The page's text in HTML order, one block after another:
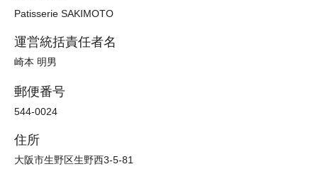
Patisserie SAKIMOTO
運営統括責任者名
崎本 明男
郵便番号
544-0024
住所
大阪市生野区生野西3-5-81